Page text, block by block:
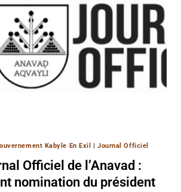
Kabyle En Exil |Journal Officiel
Officiel de l’Anavad :
nomination du président